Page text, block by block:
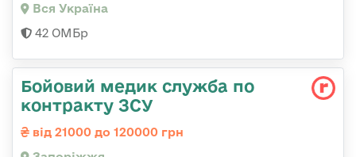
Вся Україна
42 ОМБр
Бойовий медик служба по
контракту ЗСУ
від 21000 до 120000 грн